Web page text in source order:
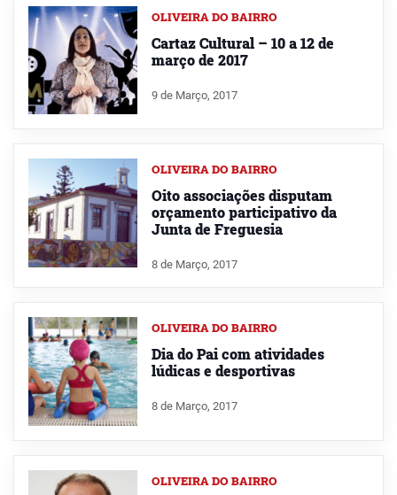
OLIVEIRA DO BAIRRO
Cartaz Cultural – 10 a 12 de
março de 2017
9 de Março, 2017
OLIVEIRA DO BAIRRO
Oito associações disputam
orçamento participativo da
Junta de Freguesia
8 de Março, 2017
OLIVEIRA DO BAIRRO
Dia do Pai com atividades
lúdicas e desportivas
8 de Março, 2017
OLIVEIRA DO BAIRRO